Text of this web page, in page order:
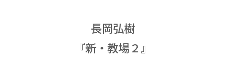
長岡弘樹
『新・教場２』